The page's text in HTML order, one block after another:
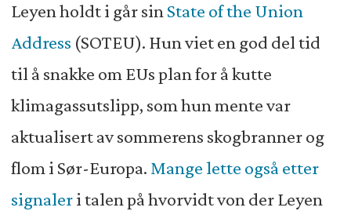
Leyen holdt i går sin State of the Union
Address (SOTEU). Hun viet en god del tid
til å snakke om EUs plan for å kutte
klimagassutslipp, som hun mente var
aktualisert av sommerens skogbranner og
flom i Sør-Europa. Mange lette også etter
signaleri talen på hvorvidt von der Leyen